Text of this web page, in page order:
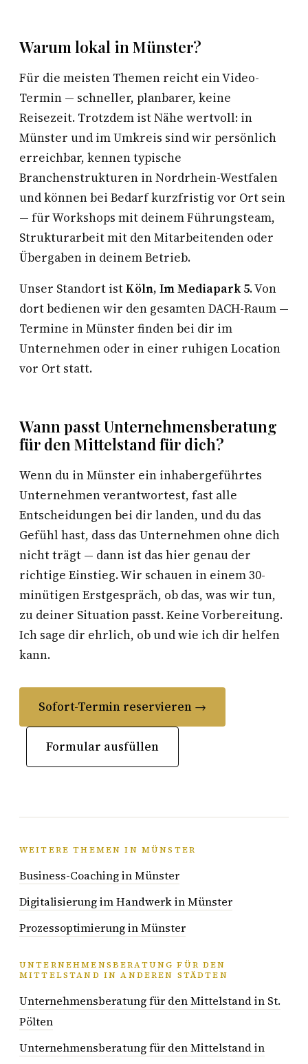
Warum lokal in Münster?
Für die meisten Themen reicht ein Video-
Termin — schneller, planbarer, keine
Reisezeit. Trotzdem ist Nähe wertvoll: in
Münster und im Umkreis sind wir persönlich
erreichbar, kennen typische
Branchenstrukturen in Nordrhein-Westfalen
und können bei Bedarf kurzfristig vor Ort sein
— für Workshops mit deinem Führungsteam,
Strukturarbeit mit den Mitarbeitenden oder
Übergaben in deinem Betrieb.
Unser Standort istKöln, Im Mediapark 5. Von
dort bedienen wir den gesamten DACH-Raum —
Termine in Münster finden bei dir im
Unternehmen oder in einer ruhigen Location
vor Ort statt.
Wann passt Unternehmensberatung
für den Mittelstand für dich?
Wenn du in Münster ein inhabergeführtes
Unternehmen verantwortest, fast alle
Entscheidungen bei dir landen, und du das
Gefühl hast, dass das Unternehmen ohne dich
nicht trägt — dann ist das hier genau der
richtige Einstieg. Wir schauen in einem 30-
minütigen Erstgespräch, ob das, was wir tun,
zu deiner Situation passt. Keine Vorbereitung.
Ich sage dir ehrlich, ob und wie ich dir helfen
kann.
Sofort-Termin reservieren →
Formular ausfüllen
WEITERE THEMEN IN MÜNSTER
Business-Coaching in Münster
Digitalisierung im Handwerk in Münster
Prozessoptimierung in Münster
UNTERNEHMENSBERATUNG FÜR DEN
MITTELSTAND IN ANDEREN STÄDTEN
Unternehmensberatung für den Mittelstand in St.
Pölten
Unternehmensberatung für den Mittelstand in